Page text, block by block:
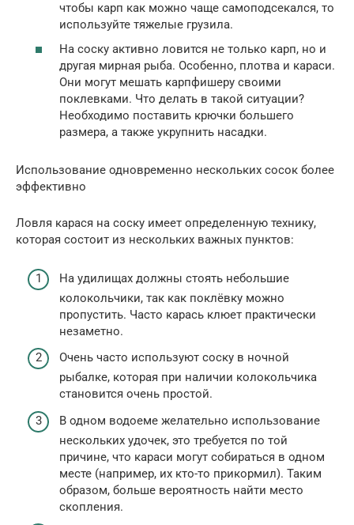
чтобы карп как можно чаще самоподсекался, то
используйте тяжелые грузила.
На соску активно ловится не только карп, но и
другая мирная рыба. Особенно, плотва и караси.
Они могут мешать карпфишеру своими
поклевками. Что делать в такой ситуации?
Необходимо поставить крючки большего
размера, а также укрупнить насадки.
Использование одновременно нескольких сосок более
эффективно
Ловля карася на соску имеет определенную технику,
которая состоит из нескольких важных пунктов:
На удилищах должны стоять небольшие
колокольчики, так как поклёвку можно
пропустить. Часто карась клюет практически
незаметно.
Очень часто используют соску в ночной
рыбалке, которая при наличии колокольчика
становится очень простой.
В одном водоеме желательно использование
нескольких удочек, это требуется по той
причине, что караси могут собираться в одном
месте (например, их кто-то прикормил). Таким
образом, больше вероятность найти место
скопления.